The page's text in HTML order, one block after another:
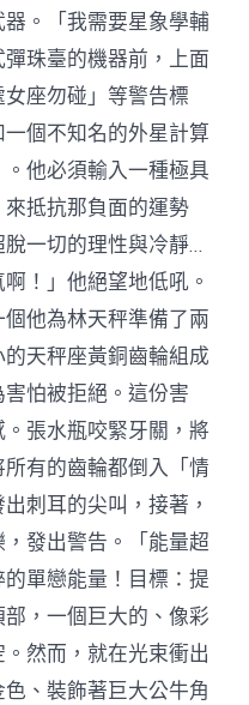
器。「我需要星象學輔
珠臺的機器前，上面
座勿碰」等警告標
個不知名的外星計算
他必須輸入一種極具
抵抗那負面的運勢
一切的理性與冷靜…
！」他絕望地低吼。
他為林天秤準備了兩
天秤座黃銅齒輪組成
怕被拒絕。這份害
張水瓶咬緊牙關，將
有的齒輪都倒入「情
刺耳的尖叫，接著，
發出警告。「能量超
的單戀能量！目標：提
，一個巨大的、像彩
然而，就在光束衝出
、裝飾著巨大公牛角